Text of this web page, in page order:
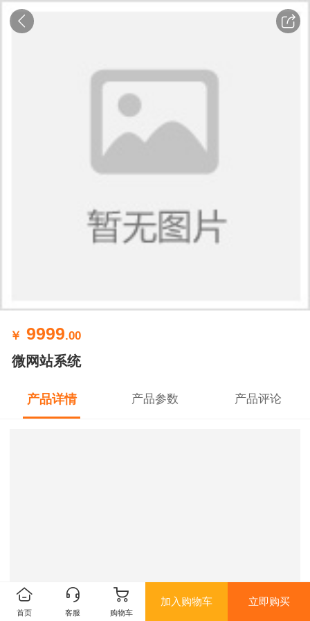
￥ 9999.00
微网站系统
产品详情 产品参数 产品评论
首页 客服 购物车
加入购物车 立即购买